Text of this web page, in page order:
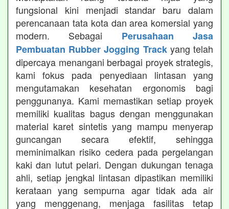
fungsional kini menjadi standar baru dalam
perencanaan tata kota dan area komersial yang
modern. Sebagai Perusahaan Jasa
Pembuatan Rubber Jogging Trackyang telah
dipercaya menangani berbagai proyek strategis,
kami fokus pada penyediaan lintasan yang
mengutamakan kesehatan ergonomis bagi
penggunanya. Kami memastikan setiap proyek
memiliki kualitas bagus dengan menggunakan
material karet sintetis yang mampu menyerap
guncangan secara efektif, sehingga
meminimalkan risiko cedera pada pergelangan
kaki dan lutut pelari. Dengan dukungan tenaga
ahli, setiap jengkal lintasan dipastikan memiliki
kerataan yang sempurna agar tidak ada air
yang menggenang, menjaga fasilitas tetap